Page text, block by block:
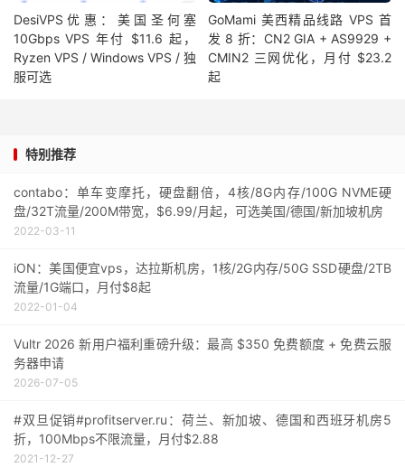
DesiVPS优惠：美国圣何塞
10Gbps VPS 年付 $11.6 起，
Ryzen VPS / Windows VPS / 独
服可选
GoMami 美西精品线路 VPS 首
发 8 折：CN2 GIA + AS9929 +
CMIN2 三网优化，月付 $23.2
起
特别推荐
contabo：单车变摩托，硬盘翻倍，4核/8G内存/100G NVME硬
盘/32T流量/200M带宽，$6.99/月起，可选美国/德国/新加坡机房
2022-03-11
iON：美国便宜vps，达拉斯机房，1核/2G内存/50G SSD硬盘/2TB
流量/1G端口，月付$8起
2022-01-04
Vultr 2026 新用户福利重磅升级：最高 $350 免费额度 + 免费云服
务器申请
2026-07-05
#双旦促销#profitserver.ru：荷兰、新加坡、德国和西班牙机房5
折，100Mbps不限流量，月付$2.88
2021-12-27